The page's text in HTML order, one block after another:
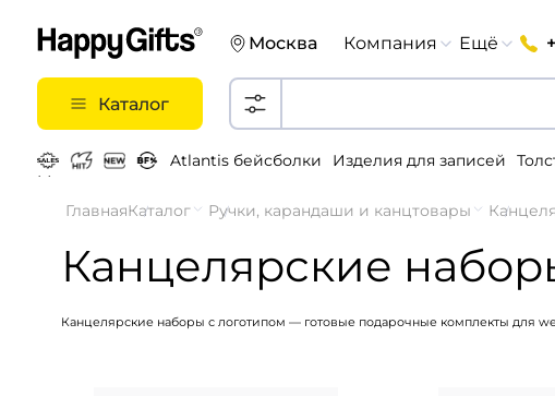
Москва Компания Ещё
Каталог
Atlantis бейсболки Изделия для записей
Металлические ручки
ГлавнаяКаталог Ручки, карандаши и канцтовары
Канцелярские
Канцелярские наборы с логотипом — готовые подарочные комплекты для